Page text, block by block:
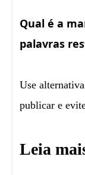
Qual é a
palavras
Use
publicar e
Leia